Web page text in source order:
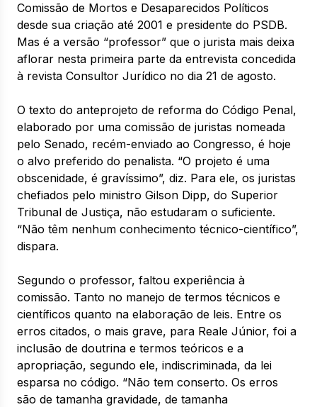
Comissão de Mortos e Desaparecidos Políticos
desde sua criação até 2001 e presidente do PSDB.
Mas é a versão “professor” que o jurista mais deixa
aflorar nesta primeira parte da entrevista concedida
à revista Consultor Jurídico no dia 21 de agosto.
O texto do anteprojeto de reforma do Código Penal,
elaborado por uma comissão de juristas nomeada
pelo Senado, recém-enviado ao Congresso, é hoje
o alvo preferido do penalista. “O projeto é uma
obscenidade, é gravíssimo”, diz. Para ele, os juristas
chefiados pelo ministro Gilson Dipp, do Superior
Tribunal de Justiça, não estudaram o suficiente.
“Não têm nenhum conhecimento técnico-científico”,
dispara.
Segundo o professor, faltou experiência à
comissão. Tanto no manejo de termos técnicos e
científicos quanto na elaboração de leis. Entre os
erros citados, o mais grave, para Reale Júnior, foi a
inclusão de doutrina e termos teóricos e a
apropriação, segundo ele, indiscriminada, da lei
esparsa no código. “Não tem conserto. Os erros
são de tamanha gravidade, de tamanha